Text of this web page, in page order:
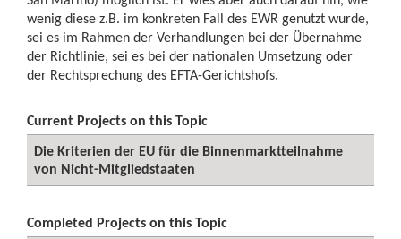
wenig diese z.B. im konkreten Fall des EWR genutzt wurde,
sei es im Rahmen der Verhandlungen bei der Übernahme
der Richtlinie, sei es bei der nationalen Umsetzung oder
der Rechtsprechung des EFTA-Gerichtshofs.
Current Projects on this Topic
Die Kriterien der EU für die Binnenmarktteilnahme
von Nicht-Mitgliedstaaten
Completed Projects on this Topic